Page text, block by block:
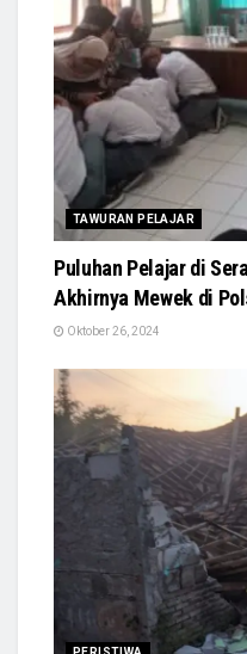
TAWURAN PELAJAR
Puluhan Pelajar di
Akhirnya Mewek di
Oktober 26, 2024